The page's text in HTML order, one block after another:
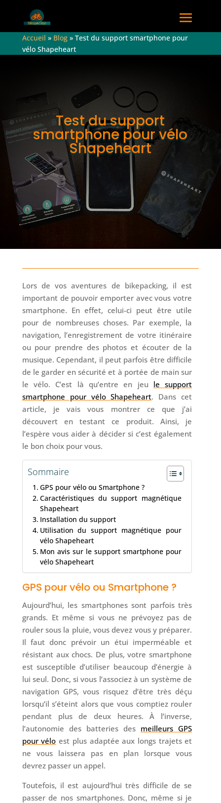
Accueil » Blog» Test du support smartphone pour
vélo Shapeheart
Test du support
smartphone pour vélo
Shapeheart
Lors de vos aventures de bikepacking, il est
important de pouvoir emporter avec vous votre
smartphone. En effet, celui-ci peut être utile
pour de nombreuses choses. Par exemple, la
navigation, l’enregistrement de votre itinéraire
ou pour prendre des photos et écouter de la
musique. Cependant, il peut parfois être difficile
de le garder en sécurité et à portée de main sur
le vélo. C’est là qu’entre en jeu le support
smartphone pour vélo Shapeheart. Dans cet
article, je vais vous montrer ce que j’ai
découvert en testant ce produit. Ainsi, je
l’espère vous aider à décider si c’est également
le bon choix pour vous.
Sommaire
GPS pour vélo ou Smartphone ?
Caractéristiques du support magnétique
Shapeheart
Installation du support
Utilisation du support magnétique pour
vélo Shapeheart
Mon avis sur le support smartphone pour
vélo Shapeheart
GPS pour vélo ou Smartphone ?
Aujourd’hui, les smartphones sont parfois très
grands. Et même si vous ne prévoyez pas de
rouler sous la pluie, vous devez vous y préparer.
Il faut donc prévoir un étui imperméable et
résistant aux chocs. De plus, votre smartphone
est susceptible d’utiliser beaucoup d’énergie à
lui seul. Donc, si vous l’associez à un système de
navigation GPS, vous risquez d’être très déçu
lorsqu’il s’éteint alors que vous comptiez rouler
pendant plus de deux heures. À l’inverse,
l’autonomie des batteries des meilleurs GPS
pour vélo est plus adaptée aux longs trajets et
ne vous laissera pas en plan lorsque vous
devrez passer un appel.
Toutefois, il est aujourd’hui très difficile de se
passer de nos smartphones. Donc, même si je